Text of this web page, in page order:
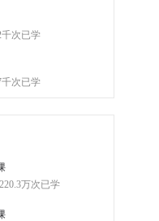
千次已学
千次已学
万次已学